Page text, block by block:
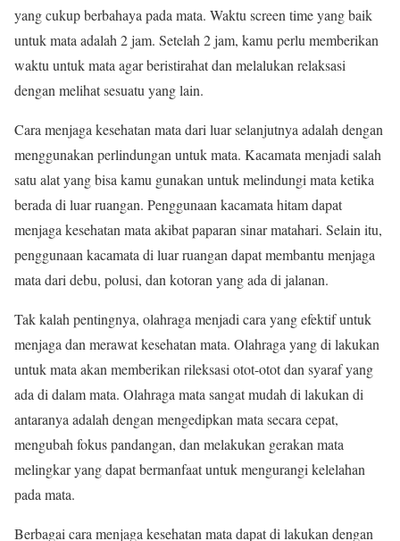
yang cukup berbahaya pada mata. Waktu screen time yang baik
untuk mata adalah 2 jam. Setelah 2 jam, kamu perlu memberikan
waktu untuk mata agar beristirahat dan melalukan relaksasi
dengan melihat sesuatu yang lain.
Cara menjaga kesehatan mata dari luar selanjutnya adalah dengan
menggunakan perlindungan untuk mata. Kacamata menjadi salah
satu alat yang bisa kamu gunakan untuk melindungi mata ketika
berada di luar ruangan. Penggunaan kacamata hitam dapat
menjaga kesehatan mata akibat paparan sinar matahari. Selain itu,
penggunaan kacamata di luar ruangan dapat membantu menjaga
mata dari debu, polusi, dan kotoran yang ada di jalanan.
Tak kalah pentingnya, olahraga menjadi cara yang efektif untuk
menjaga dan merawat kesehatan mata. Olahraga yang di lakukan
untuk mata akan memberikan rileksasi otot-otot dan syaraf yang
ada di dalam mata. Olahraga mata sangat mudah di lakukan di
antaranya adalah dengan mengedipkan mata secara cepat,
mengubah fokus pandangan, dan melakukan gerakan mata
melingkar yang dapat bermanfaat untuk mengurangi kelelahan
pada mata.
Berbagai cara menjaga kesehatan mata dapat di lakukan dengan